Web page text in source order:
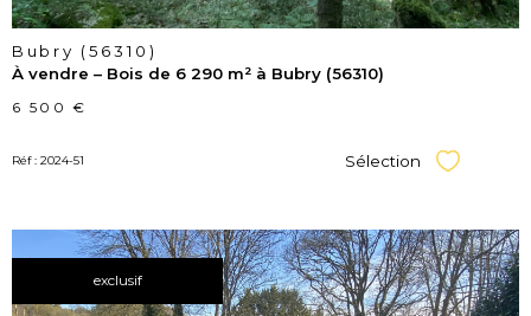
Bubry (56310)
À vendre – Bois de 6 290 m² à Bubry (56310)
6 500 €
Réf : 2024-51 Sélection Sélectionner
exclusif